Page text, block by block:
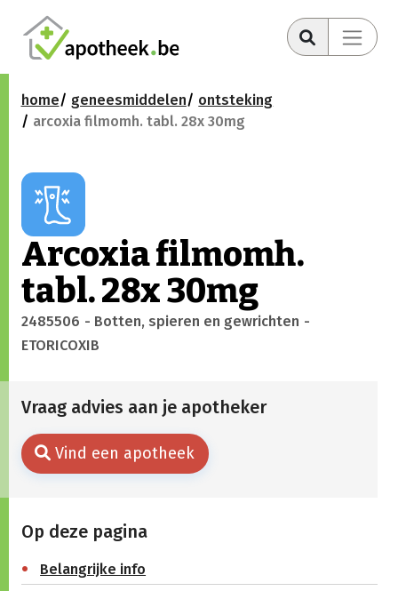
home geneesmiddelen
ontsteking
arcoxia filmomh. tabl. 28x 30mg
Arcoxia filmomh.
tabl. 28x 30mg
2485506 - Botten, spieren en gewrichten -
ETORICOXIB
Vraag advies aan je apotheker
Vind een apotheek
Op deze pagina
Belangrijke info